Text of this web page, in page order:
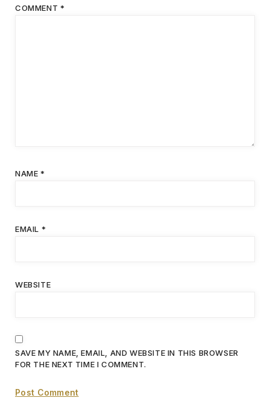
COMMENT *
NAME *
EMAIL *
WEBSITE
SAVE MY NAME, EMAIL, AND WEBSITE IN THIS BROWSER
FOR THE NEXT TIME I COMMENT.